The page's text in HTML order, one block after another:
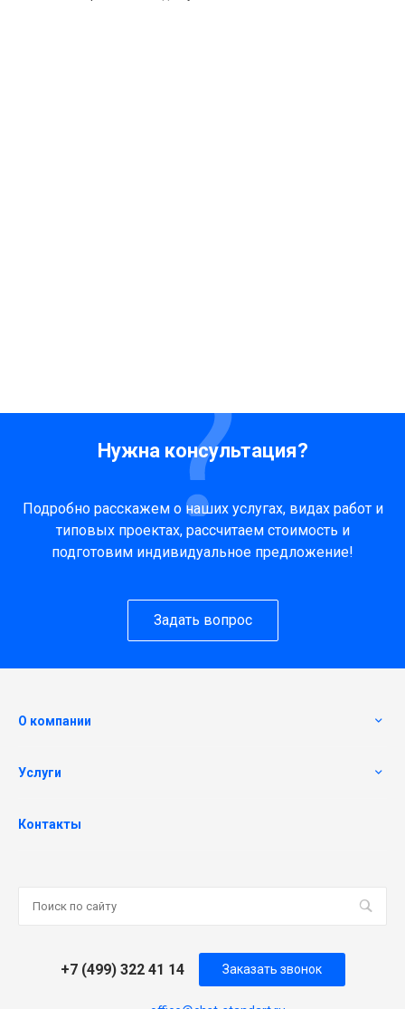
Нужна консультация?
Подробно расскажем о наших услугах, видах работ и
типовых проектах, рассчитаем стоимость и
подготовим индивидуальное предложение!
Задать вопрос
О компании
Услуги
Контакты
+7 (499) 322 41 14 Заказать звонок